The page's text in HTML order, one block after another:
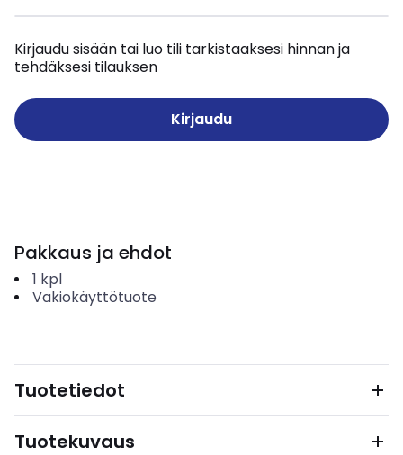
Kirjaudu sisään tai luo tili tarkistaaksesi hinnan ja
tehdäksesi tilauksen
Kirjaudu
Pakkaus ja ehdot
1 kpl
Vakiokäyttötuote
Tuotetiedot
Tuotekuvaus